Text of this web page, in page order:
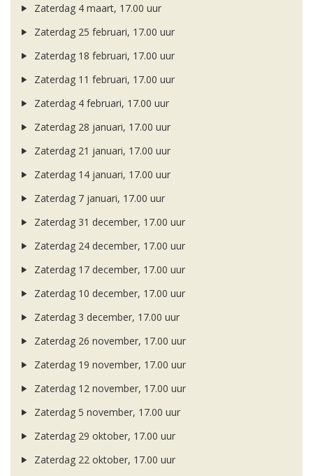
Zaterdag 4 maart, 17.00 uur
Zaterdag 25 februari, 17.00 uur
Zaterdag 18 februari, 17.00 uur
Zaterdag 11 februari, 17.00 uur
Zaterdag 4 februari, 17.00 uur
Zaterdag 28 januari, 17.00 uur
Zaterdag 21 januari, 17.00 uur
Zaterdag 14 januari, 17.00 uur
Zaterdag 7 januari, 17.00 uur
Zaterdag 31 december, 17.00 uur
Zaterdag 24 december, 17.00 uur
Zaterdag 17 december, 17.00 uur
Zaterdag 10 december, 17.00 uur
Zaterdag 3 december, 17.00 uur
Zaterdag 26 november, 17.00 uur
Zaterdag 19 november, 17.00 uur
Zaterdag 12 november, 17.00 uur
Zaterdag 5 november, 17.00 uur
Zaterdag 29 oktober, 17.00 uur
Zaterdag 22 oktober, 17.00 uur